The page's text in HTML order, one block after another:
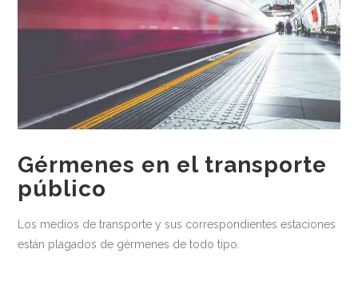
Bienestar personal
Higiene profesional
Medio ambiente
Recomendaciones
Centros sanitarios
Industria Alimentaria
Gérmenes en el transporte
público
Los medios de transporte y sus correspondientes estaciones
están plagados de gérmenes de todo tipo.